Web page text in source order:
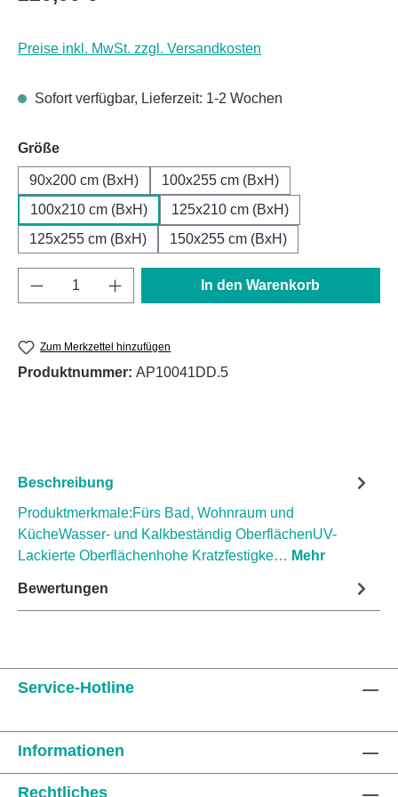
Preise inkl. MwSt. zzgl. Versandkosten
Sofort verfügbar, Lieferzeit: 1-2 Wochen
Größeauswählen
90x200 cm (BxH)
100x255 cm (BxH)
100x210 cm (BxH)
125x210 cm (BxH)
125x255 cm (BxH)
150x255 cm (BxH)
Produkt Anzahl: Gib den gewünschten
In den Warenkorb
Zum Merkzettel hinzufügen
Produktnummer: AP10041DD.5
Beschreibung
Produktmerkmale:Fürs Bad, Wohnraum und
KücheWasser- und Kalkbeständig OberflächenUV-
Lackierte Oberflächenhohe Kratzfestigke… Mehr
Bewertungen
Service-Hotline
Informationen
Rechtliches